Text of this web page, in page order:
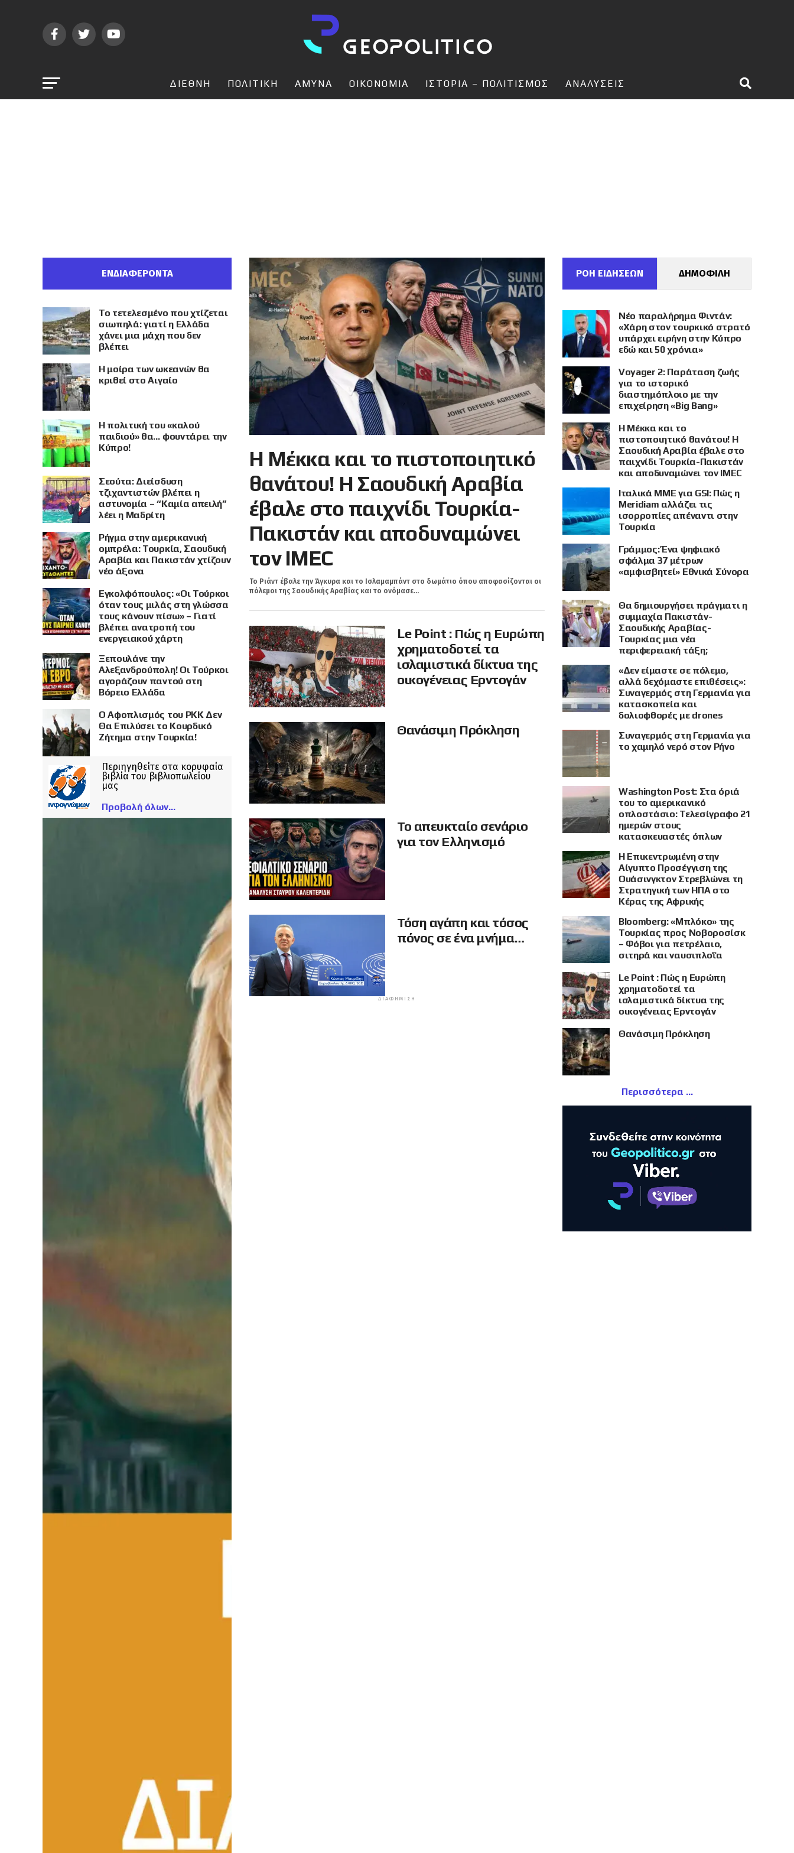
ΔΙΕΘΝΗ ΠΟΛΙΤΙΚΗ ΑΜΥΝΑ ΟΙΚΟΝΟΜΙΑ ΙΣΤΟΡΙΑ – ΠΟΛΙΤΙΣΜΟΣ ΑΝΑΛΥΣΕΙΣ
Η Μέκκα και το πιστοποιητικό
θανάτου! Η Σαουδική Αραβία
έβαλε στο παιχνίδι Τουρκία-
Πακιστάν και αποδυναμώνει
τον IMEC
Το Ριάντ έβαλε την Άγκυρα και τo Ισλαμαμπάντ στο δωμάτιο όπου αποφασίζονται οι
πόλεμοι της Σαουδικής Αραβίας και το ονόμασε...
Le Point : Πώς η Ευρώπη
χρηματοδοτεί τα
ισλαμιστικά δίκτυα της
οικογένειας Ερντογάν
Θανάσιμη Πρόκληση
Το απευκταίο σενάριο
για τον Ελληνισμό
Τόση αγάπη και τόσος
πόνος σε ένα μνήμα…
ΔΙΑΦΉΜΙΣΗ
ΕΝΔΙΑΦΕΡΟΝΤΑ
Το τετελεσμένο που χτίζεται
σιωπηλά: γιατί η Ελλάδα
χάνει μια μάχη που δεν
βλέπει
Η μοίρα των ωκεανών θα
κριθεί στο Αιγαίο
Η πολιτική του «καλού
παιδιού» θα… φουντάρει την
Κύπρο!
Σεούτα: Διείσδυση
τζιχαντιστών βλέπει η
αστυνομία – “Καμία απειλή”
λέει η Μαδρίτη
Ρήγμα στην αμερικανική
ομπρέλα: Τουρκία, Σαουδική
Αραβία και Πακιστάν χτίζουν
νέο άξονα
Εγκολφόπουλος: «Οι Τούρκοι
όταν τους μιλάς στη γλώσσα
τους κάνουν πίσω» – Γιατί
βλέπει ανατροπή του
ενεργειακού χάρτη
Ξεπουλάνε την
Αλεξανδρούπολη! Οι Τούρκοι
αγοράζουν παντού στη
Βόρειο Ελλάδα
Ο Αφοπλισμός του PKK Δεν
Θα Επιλύσει το Κουρδικό
Ζήτημα στην Τουρκία!
Περιηγηθείτε στα κορυφαία
βιβλία του βιβλιοπωλείου
μας
Προβολή όλων
ΡΟΗ ΕΙΔΗΣΕΩΝ ΔΗΜΟΦΙΛΗ
Νέο παραλήρημα Φιντάν:
«Χάρη στον τουρκικό στρατό
υπάρχει ειρήνη στην Κύπρο
εδώ και 50 χρόνια»
Voyager 2: Παράταση ζωής
για το ιστορικό
διαστημόπλοιο με την
επιχείρηση «Big Bang»
Η Μέκκα και το
πιστοποιητικό θανάτου! Η
Σαουδική Αραβία έβαλε στο
παιχνίδι Τουρκία-Πακιστάν
και αποδυναμώνει τον IMEC
Ιταλικά ΜΜΕ για GSI: Πώς η
Meridiam αλλάζει τις
ισορροπίες απέναντι στην
Τουρκία
Γράμμος: Ένα ψηφιακό
σφάλμα 37 μέτρων
«αμφισβητεί» Εθνικά Σύνορα
Θα δημιουργήσει πράγματι η
συμμαχία Πακιστάν-
Σαουδικής Αραβίας-
Τουρκίας μια νέα
περιφερειακή τάξη;
«Δεν είμαστε σε πόλεμο,
αλλά δεχόμαστε επιθέσεις»:
Συναγερμός στη Γερμανία για
κατασκοπεία και
δολιοφθορές με drones
Συναγερμός στη Γερμανία για
το χαμηλό νερό στον Ρήνο
Washington Post: Στα όριά
του το αμερικανικό
οπλοστάσιο: Τελεσίγραφο 21
ημερών στους
κατασκευαστές όπλων
Η Επικεντρωμένη στην
Αίγυπτο Προσέγγιση της
Ουάσινγκτον Στρεβλώνει τη
Στρατηγική των ΗΠΑ στο
Κέρας της Αφρικής
Bloomberg: «Μπλόκο» της
Τουρκίας προς Νοβοροσίσκ
– Φόβοι για πετρέλαιο,
σιτηρά και ναυσιπλοΐα
Le Point : Πώς η Ευρώπη
χρηματοδοτεί τα
ισλαμιστικά δίκτυα της
οικογένειας Ερντογάν
Θανάσιμη Πρόκληση
Περισσότερα